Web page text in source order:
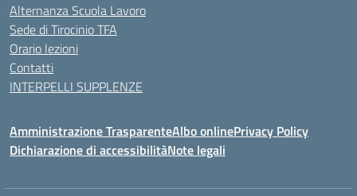
Alternanza Scuola Lavoro
Sede di Tirocinio TFA
Orario lezioni
Contatti
INTERPELLI SUPPLENZE
Amministrazione TrasparenteAlbo onlinePrivacy Policy
Dichiarazione di accessibilitàNote legali